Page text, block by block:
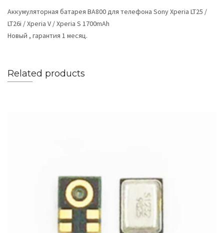
Аккумуляторная батарея BA800 для телефона Sony Xperia LT25 /
LT26i / Xperia V / Xperia S 1700mAh
Новый , гарантия 1 месяц.
Related products